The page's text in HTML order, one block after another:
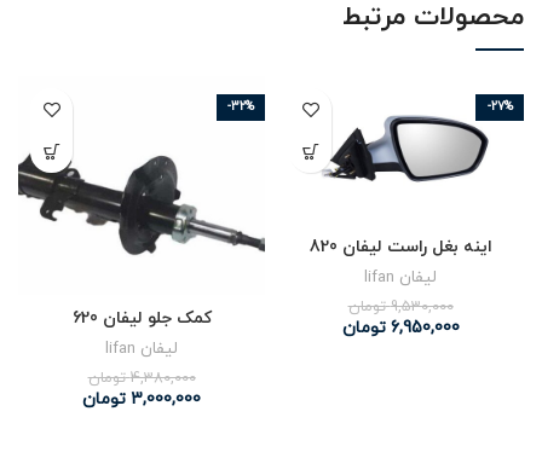
محصولات مرتبط
-27%
اینه بغل راست لیفان 820
لیفان lifan
9,530,000 تومان
6,950,000 تومان
-32%
کمک جلو لیفان 620
لیفان lifan
4,380,000 تومان
3,000,000 تومان